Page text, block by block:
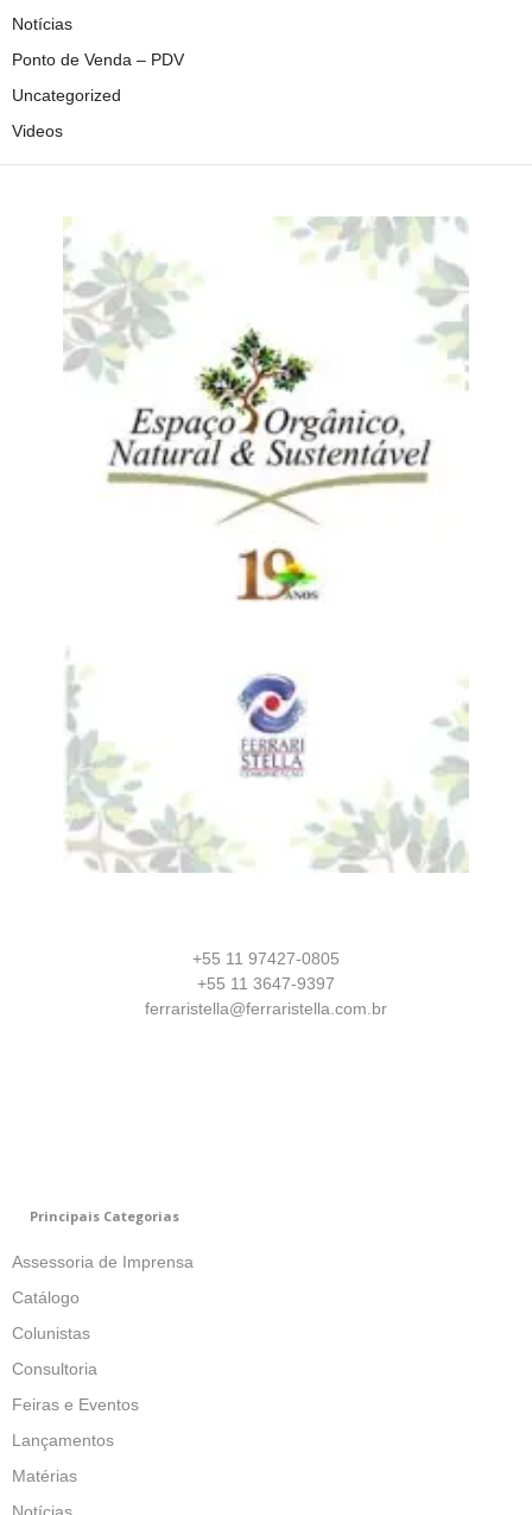
Notícias
Ponto de Venda – PDV
Uncategorized
Videos
+55 11 97427-0805
+55 11 3647-9397
ferraristella@ferraristella.com.br
Principais Categorias
Assessoria de Imprensa
Catálogo
Colunistas
Consultoria
Feiras e Eventos
Lançamentos
Matérias